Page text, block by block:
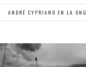
ANDRÉ CYPRIANO EN LA ONG